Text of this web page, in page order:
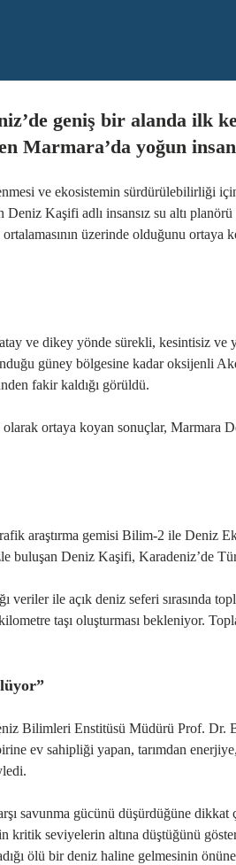
geniş bir alanda ilk
Marmara’da yoğun
ve ekosistemin sürdürülebilirliği
Kaşifi adlı insansız su altı
üzerinde olduğunu
ve dikey yönde sürekli, kesintisiz
güney bölgesine kadar oksijenli
fakir kaldığı görüldü.
ortaya koyan sonuçlar, Marmara
araştırma gemisi Bilim-2 ile
Deniz Kaşifi, Karadeniz’de
ile açık deniz seferi sırasında
taşı oluşturması bekleniyor.
Bilimleri Enstitüsü Müdürü Prof. Dr.
ev sahipliği yapan, tarımdan
savunma gücünü düşürdüğüne
seviyelerin altına düştüğünü
ölü bir deniz haline gelmesinin